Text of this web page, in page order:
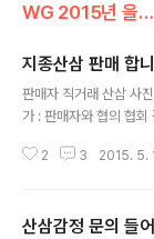
WG 2015년 을미년 기록
지종산삼 판매 합
판매자 직거래 산삼 사
가 : 판매자와 협의 협
니 함을 고지 합니다. 안
약식 소견서라고 생각
2 3 2015. 5.
산삼감정 문의 들